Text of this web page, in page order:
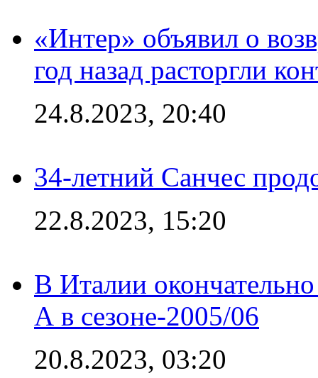
«Интер» объявил о
год назад расторгли
24.8.2023, 20:40
34-летний Санчес
22.8.2023, 15:20
В Италии
А в сезоне-2005/06
20.8.2023, 03:20